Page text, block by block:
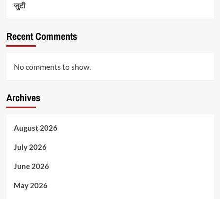
जुटी
Recent Comments
No comments to show.
Archives
August 2026
July 2026
June 2026
May 2026